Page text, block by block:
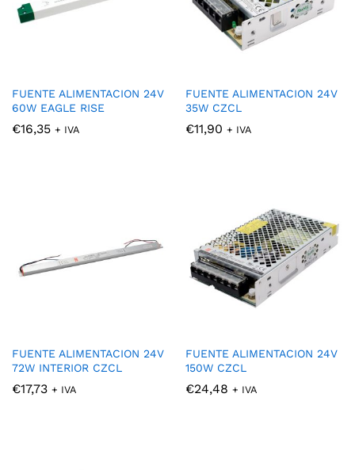
FUENTE ALIMENTACION 24V
60W EAGLE RISE
€16,35 + IVA
FUENTE ALIMENTACION 24V
35W CZCL
€11,90 + IVA
FUENTE ALIMENTACION 24V
72W INTERIOR CZCL
€17,73 + IVA
FUENTE ALIMENTACION 24V
150W CZCL
€24,48 + IVA